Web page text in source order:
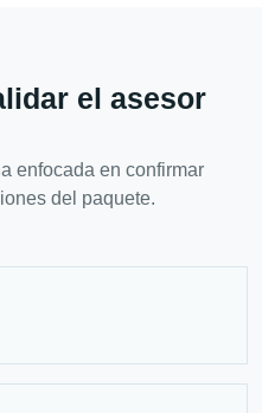
el asesor
enfocada en confirmar
del paquete.